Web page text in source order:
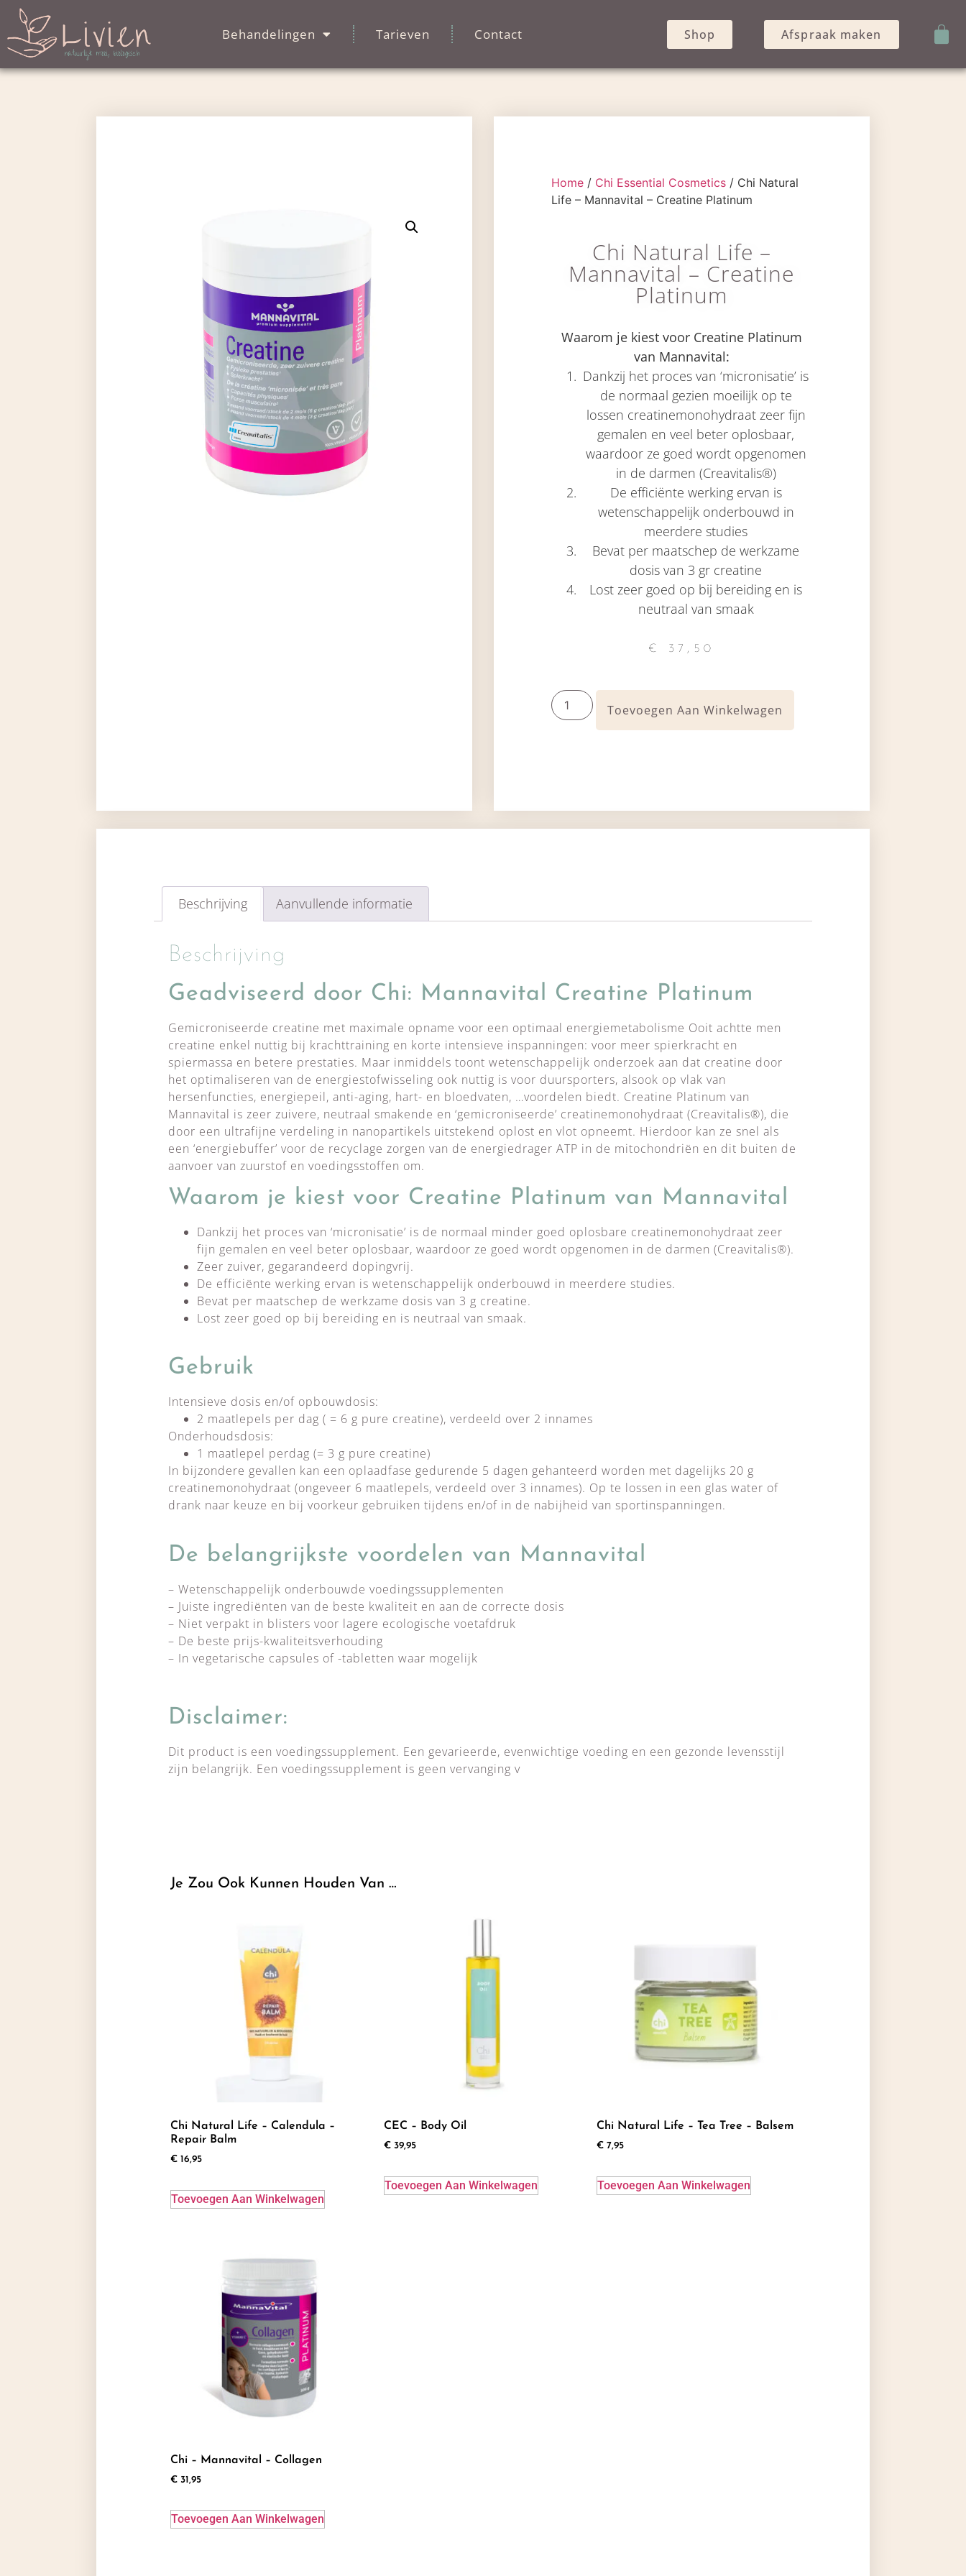
Behandelingen Tarieven Contact Shop Afspraak maken
Home / Chi Essential Cosmetics / Chi Natural
Life – Mannavital – Creatine Platinum
Chi Natural Life –
Mannavital – Creatine
Platinum
Waarom je kiest voor Creatine Platinum
van Mannavital:
Dankzij het proces van ‘micronisatie’ is
de normaal gezien moeilijk op te
lossen creatinemonohydraat zeer fijn
gemalen en veel beter oplosbaar,
waardoor ze goed wordt opgenomen
in de darmen (Creavitalis®)
De efficiënte werking ervan is
wetenschappelijk onderbouwd in
meerdere studies
Bevat per maatschep de werkzame
dosis van 3 gr creatine
Lost zeer goed op bij bereiding en is
neutraal van smaak
€ 37,50
Toevoegen Aan Winkelwagen
Beschrijving Aanvullende informatie
Beschrijving
Geadviseerd door Chi: Mannavital Creatine Platinum
Gemicroniseerde creatine met maximale opname voor een optimaal energiemetabolisme Ooit achtte men
creatine enkel nuttig bij krachttraining en korte intensieve inspanningen: voor meer spierkracht en
spiermassa en betere prestaties. Maar inmiddels toont wetenschappelijk onderzoek aan dat creatine door
het optimaliseren van de energiestofwisseling ook nuttig is voor duursporters, alsook op vlak van
hersenfuncties, energiepeil, anti-aging, hart- en bloedvaten, …voordelen biedt. Creatine Platinum van
Mannavital is zeer zuivere, neutraal smakende en ‘gemicroniseerde’ creatinemonohydraat (Creavitalis®), die
door een ultrafijne verdeling in nanopartikels uitstekend oplost en vlot opneemt. Hierdoor kan ze snel als
een ‘energiebuffer’ voor de recyclage zorgen van de energiedrager ATP in de mitochondriën en dit buiten de
aanvoer van zuurstof en voedingsstoffen om.
Waarom je kiest voor Creatine Platinum van Mannavital
Dankzij het proces van ‘micronisatie’ is de normaal minder goed oplosbare creatinemonohydraat zeer
fijn gemalen en veel beter oplosbaar, waardoor ze goed wordt opgenomen in de darmen (Creavitalis®).
Zeer zuiver, gegarandeerd dopingvrij.
De efficiënte werking ervan is wetenschappelijk onderbouwd in meerdere studies.
Bevat per maatschep de werkzame dosis van 3 g creatine.
Lost zeer goed op bij bereiding en is neutraal van smaak.
Gebruik
Intensieve dosis en/of opbouwdosis:
2 maatlepels per dag ( = 6 g pure creatine), verdeeld over 2 innames
Onderhoudsdosis:
1 maatlepel perdag (= 3 g pure creatine)
In bijzondere gevallen kan een oplaadfase gedurende 5 dagen gehanteerd worden met dagelijks 20 g
creatinemonohydraat (ongeveer 6 maatlepels, verdeeld over 3 innames). Op te lossen in een glas water of
drank naar keuze en bij voorkeur gebruiken tijdens en/of in de nabijheid van sportinspanningen.
De belangrijkste voordelen van Mannavital
– Wetenschappelijk onderbouwde voedingssupplementen
– Juiste ingrediënten van de beste kwaliteit en aan de correcte dosis
– Niet verpakt in blisters voor lagere ecologische voetafdruk
– De beste prijs-kwaliteitsverhouding
– In vegetarische capsules of -tabletten waar mogelijk
Disclaimer:
Dit product is een voedingssupplement. Een gevarieerde, evenwichtige voeding en een gezonde levensstijl
zijn belangrijk. Een voedingssupplement is geen vervanging v
Je Zou Ook Kunnen Houden Van …
Chi Natural Life – Calendula –
Repair Balm
€ 16,95
Toevoegen Aan Winkelwagen
CEC – Body Oil
€39,95
Toevoegen Aan Winkelwagen
Chi Natural Life – Tea Tree – Balsem
€ 7,95
Toevoegen Aan Winkelwagen
Chi – Mannavital – Collagen
€ 31,95
Toevoegen Aan Winkelwagen